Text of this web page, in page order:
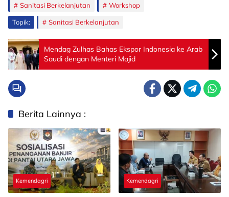
Sanitasi Berkelanjutan
Workshop
Topik: Sanitasi Berkelanjutan
Mendag Zulhas Bahas Ekspor Indonesia ke Arab
Saudi dengan Menteri Majid
Berita Lainnya :
Kemendagri Kemendagri